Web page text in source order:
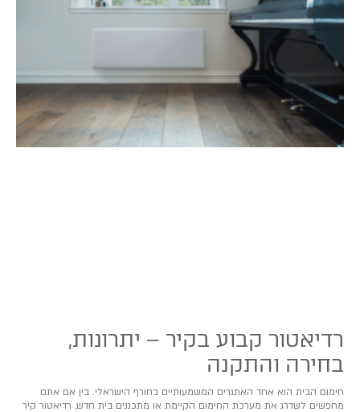
רדיאטור קבוע בקיר – יתרונות,
בחירה והתקנה
חימום הבית הוא אחד האתגרים המשמעותיים בחורף הישראלי. בין אם אתם
מחפשים לשדרג את מערכת החימום הקיימת או מתכננים בית חדש, רדיאטור קיר